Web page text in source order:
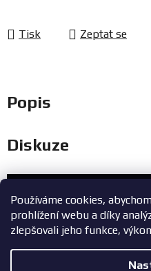
Používáme cookies,
prohlížení webu a díky
zlepšovali jeho funkce,
Tisk Zeptat se
Popis
Diskuze
+420